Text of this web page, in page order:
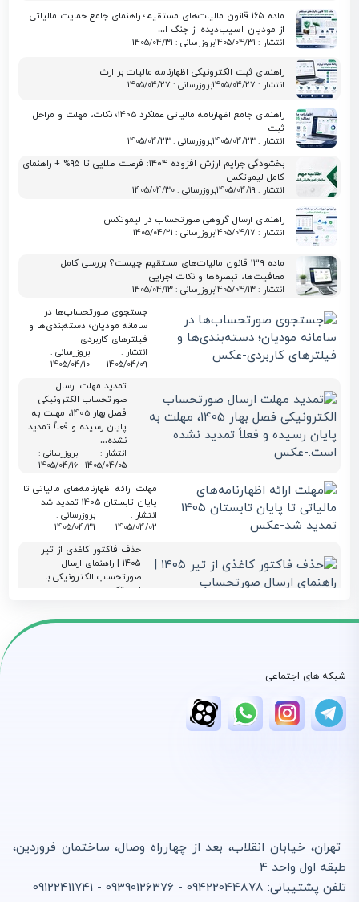
ماده ۱۶۵ قانون مالیات‌های مستقیم؛ راهنمای جامع حمایت مالیاتی
از مودیان آسیب‌دیده از جنگ ا…
انتشار : 1405/04/31 بروزرسانی : 1405/04/31
راهنمای ثبت الکترونیکی اظهارنامه مالیات بر ارث
انتشار : 1405/04/27 بروزرسانی : 1405/04/27
راهنمای جامع اظهارنامه مالیاتی عملکرد 1405؛ نکات، مهلت و مراحل
ثبت
انتشار : 1405/04/23 بروزرسانی : 1405/04/23
بخشودگی جرایم ارزش افزوده ۱۴۰۴: فرصت طلایی تا ۹۵% + راهنمای
کامل لیموتکس
انتشار : 1405/04/19 بروزرسانی : 1405/04/30
راهنمای ارسال گروهی صورتحساب در لیموتکس
انتشار : 1405/04/17 بروزرسانی : 1405/04/21
ماده ۱۳۹ قانون مالیات‌های مستقیم چیست؟ بررسی کامل
معافیت‌ها، تبصره‌ها و نکات اجرایی
انتشار : 1405/04/13 بروزرسانی : 1405/04/13
جستجوی صورتحساب‌ها در
سامانه مودیان؛ دسته‌بندی‌ها و
فیلترهای کاربردی
انتشار :
1405/04/09
بروزرسانی :
1405/04/10
تمدید مهلت ارسال
صورتحساب الکترونیکی
فصل بهار 1405، مهلت به
پایان رسیده و فعلاً تمدید
نشده…
انتشار :
1405/04/05
بروزرسانی :
1405/04/16
مهلت ارائه اظهارنامه‌های مالیاتی تا
پایان تابستان 1405 تمدید شد
انتشار :
1405/04/02
بروزرسانی :
1405/04/31
حذف فاکتور کاغذی از تیر
۱۴۰۵ | راهنمای ارسال
صورتحساب الکترونیکی با
لیموتکس
1405/03/30
1405/04/06
انتشار :
1405/03/19
بروزرسانی :
1405/03/19
ماده ۱۳۹ در سال 1405 و
شبکه های اجتماعی
تهران، خیابان انقلاب، بعد از چهارراه وصال، ساختمان فروردین،
طبقه اول واحد 4
تلفن پشتیبانی: 09422044878 - 09390126376 - 09122411741